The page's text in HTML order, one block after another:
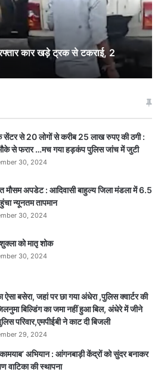
कार खड़े ट्रक से टकराई, 2
सेंटर से 20 लोगों से करीब 25 लाख रुपए की ठगी :
से फरार …मच गया हड़कंप पुलिस जांच में जुटी
30, 2024
मौसम अपडेट : आदिवासी बाहुल्य जिला मंडला में 6.5
न्यूनतम तापमान
30, 2024
शुक्ला को मातृ शोक
30, 2024
ऐसा बसेरा, जहां पर छा गया अंधेरा ,पुलिस क्वार्टर की
बिल्डिंग का जमा नहीं हुआ बिल, अंधेरे में जीने
परिवार,एमपीईबी ने काट दी बिजली
29, 2024
अभियान : आंगनबाड़ी केंद्रों को सुंदर बनाकर
वाटिका की स्थापना